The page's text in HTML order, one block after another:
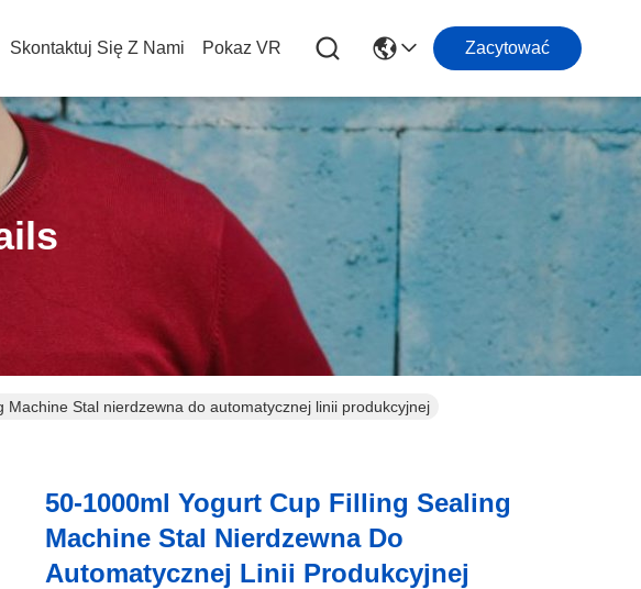
Skontaktuj Się Z Nami Pokaz VR Zacytować
Machine Stal nierdzewna do automatycznej linii produkcyjnej
50-1000ml Yogurt Cup Filling Sealing
Machine Stal Nierdzewna Do
Automatycznej Linii Produkcyjnej